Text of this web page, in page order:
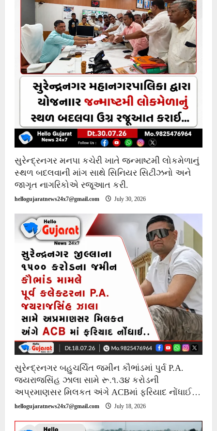
સુરેન્દ્રનગર મનપા કચેરી ખાતે જન્માષ્ટમી લોકમેળાનું
સ્થળ બદલવાની માંગ સાથે સિનિયર સિટીઝનો અને
જાગૃત નાગરિકોએ રજૂઆત કરી.
hellogujaratnews24x7@gmail.com July 30, 2026
સુરેન્દ્રનગર બહુચર્ચિત જમીન કૌભાંડમાં પુર્વ P.A.
જયરાજસિંહ ઝાલા સામે રૂ.૧.૩૪ કરોડની
અપ્રમાણસર મિલકત અંગે ACBમાં ફરિયાદ નોંધાઈ…
hellogujaratnews24x7@gmail.com July 18, 2026